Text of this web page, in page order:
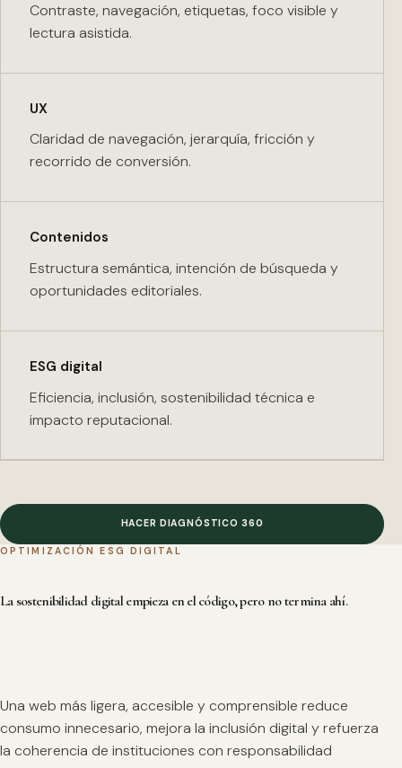
Contraste, navegación, etiquetas, foco visible y
lectura asistida.
UX
Claridad de navegación, jerarquía, fricción y
recorrido de conversión.
Contenidos
Estructura semántica, intención de búsqueda y
oportunidades editoriales.
ESG digital
Eficiencia, inclusión, sostenibilidad técnica e
impacto reputacional.
HACER DIAGNÓSTICO 360
OPTIMIZACIÓN ESG DIGITAL
La sostenibilidad digital empieza en el código, pero no termina ahí.
Una web más ligera, accesible y comprensible reduce
consumo innecesario, mejora la inclusión digital y refuerza
la coherencia de instituciones con responsabilidad